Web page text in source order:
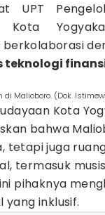
UPT
berkolaborasi
teknologi
Malioboro. (Dok.
Kota
bahwa
tetapi juga
termasuk
pihaknya
yang inklusif.